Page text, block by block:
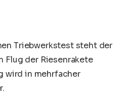
Triebwerkstest steht der
Flug der Riesenrakete
wird in mehrfacher